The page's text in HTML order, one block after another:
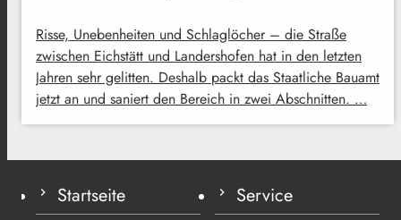
Risse, Unebenheiten und Schlaglöcher – die Straße
zwischen Eichstätt und Landershofen hat in den letzten
Jahren sehr gelitten. Deshalb packt das Staatliche Bauamt
jetzt an und saniert den Bereich in zwei Abschnitten. …
Startseite Service